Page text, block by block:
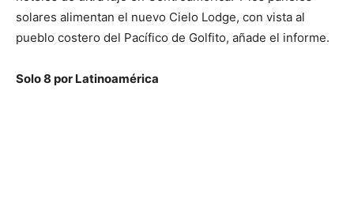
solares alimentan el nuevo Cielo Lodge, con vista al
pueblo costero del Pacífico de Golfito, añade el informe.
Solo 8 por Latinoamérica